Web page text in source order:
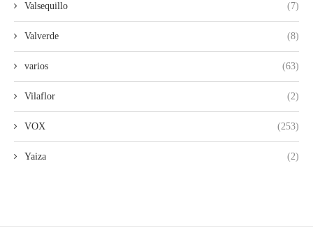
Valsequillo (7)
Valverde (8)
varios (63)
Vilaflor (2)
VOX (253)
Yaiza (2)